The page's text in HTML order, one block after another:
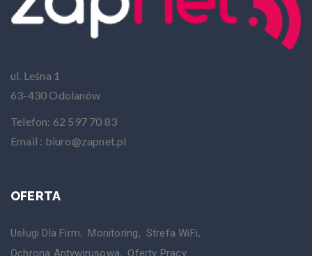
ul. Leśna 1
63-430 Odolanów
Telefon: 62 597 70 83
Email : biuro@zapnet.pl
OFERTA
Usługi Dla Firm Monitoring
Strefa WiFi